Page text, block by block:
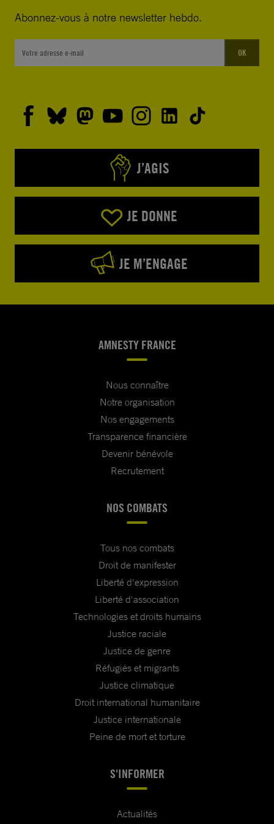
Abonnez-vous à notre newsletter hebdo.
OK
J’AGIS
JE DONNE
JE M’ENGAGE
AMNESTY FRANCE
Nous connaître
Notre organisation
Nos engagements
Transparence financière
Devenir bénévole
Recrutement
NOS COMBATS
Tous nos combats
Droit de manifester
Liberté d'expression
Liberté d'association
Technologies et droits humains
Justice raciale
Justice de genre
Réfugiés et migrants
Justice climatique
Droit international humanitaire
Justice internationale
Peine de mort et torture
S'INFORMER
Actualités